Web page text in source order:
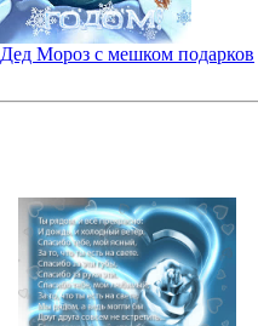
Дед Мороз с мешком подарков